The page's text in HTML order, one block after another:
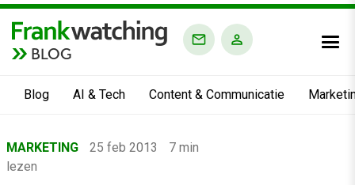
BLOG
Blog AI & Tech Content & Communicatie
›MARKETING 25 feb 2013
7 min
lezen